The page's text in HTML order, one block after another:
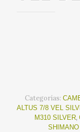
Categorías:
ALTUS 7/8 VEL
M310 SILVER,
SHIMANO